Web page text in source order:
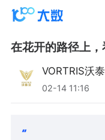
在花开的路径上
VORTRIS沃
02-14 11:16